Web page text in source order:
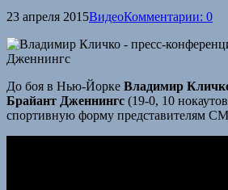
23 апреля 2015ВидеоКомментарии: 0
До боя в Нью-Йорке Владимир
Брайант Дженнингс (19-0, 10
спортивную форму представителям